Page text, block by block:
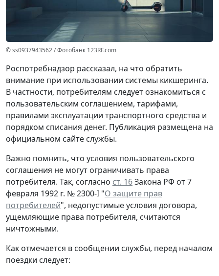
© ss0937943562 / Фотобанк 123RF.com
Роспотребнадзор рассказал, на что обратить
внимание при использовании системы кикшеринга.
В частности, потребителям следует ознакомиться с
пользовательским соглашением, тарифами,
правилами эксплуатации транспортного средства и
порядком списания денег. Публикация размещена на
официальном сайте службы.
Важно помнить, что условия пользовательского
соглашения не могут ограничивать права
потребителя. Так, согласно ст. 16Закона РФ от 7
февраля 1992 г. № 2300-I "О защите прав
потребителей", недопустимые условия договора,
ущемляющие права потребителя, считаются
ничтожными.
Как отмечается в сообщении службы, перед началом
поездки следует: